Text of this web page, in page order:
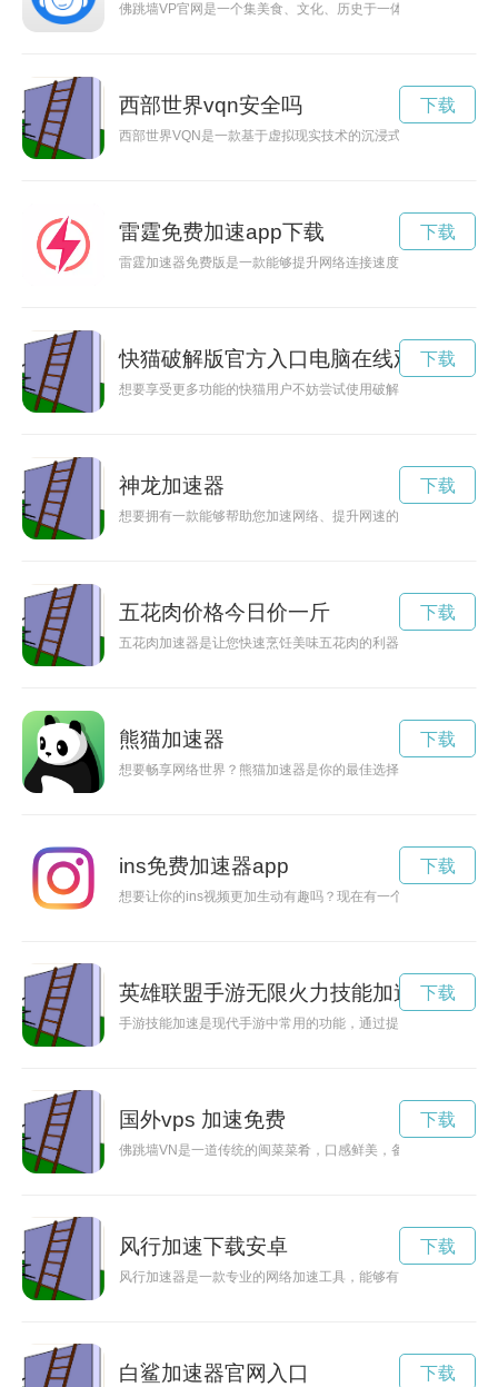
佛跳墙VP官网是一个集美食、文化、历史于一体的网站，吸引
西部世界vqn安全吗
西部世界VQN是一款基于虚拟现实技术的沉浸式游戏，让玩家
下载
雷霆免费加速app下载
雷霆加速器免费版是一款能够提升网络连接速度的工具。通过
下载
快猫破解版官方入口电脑在线观看
想要享受更多功能的快猫用户不妨尝试使用破解版入口下载最
下载
神龙加速器
想要拥有一款能够帮助您加速网络、提升网速的应用吗？那就
下载
五花肉价格今日价一斤
五花肉加速器是让您快速烹饪美味五花肉的利器，让您轻松享受
下载
熊猫加速器
想要畅享网络世界？熊猫加速器是你的最佳选择！现在就通过
下载
ins免费加速器app
想要让你的ins视频更加生动有趣吗？现在有一个免费的特效软
下载
英雄联盟手游无限火力技能加速
手游技能加速是现代手游中常用的功能，通过提升技能释放速
下载
国外vps 加速免费
佛跳墙VN是一道传统的闽菜菜肴，口感鲜美，备受喜爱。烹饪
下载
风行加速下载安卓
风行加速器是一款专业的网络加速工具，能够有效提高网络速
下载
白鲨加速器官网入口 下载